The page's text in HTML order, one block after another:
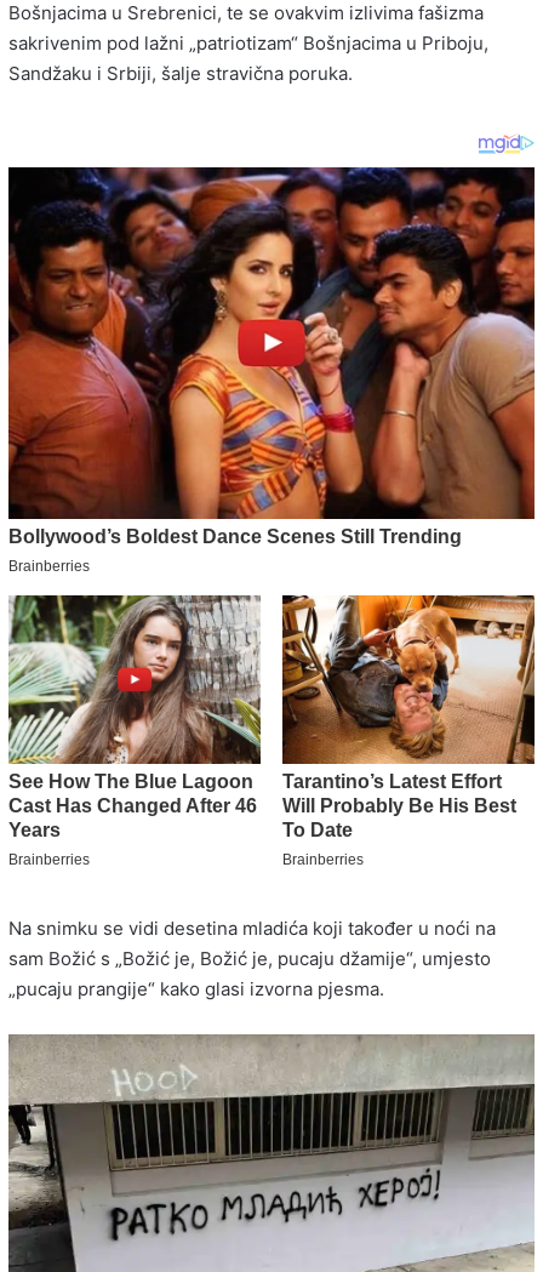
Bošnjacima u Srebrenici, te se ovakvim izlivima fašizma
sakrivenim pod lažni „patriotizam“ Bošnjacima u Priboju,
Sandžaku i Srbiji, šalje stravična poruka.
Na snimku se vidi desetina mladića koji također u noći na
sam Božić s „Božić je, Božić je, pucaju džamije“, umjesto
„pucaju prangije“ kako glasi izvorna pjesma.